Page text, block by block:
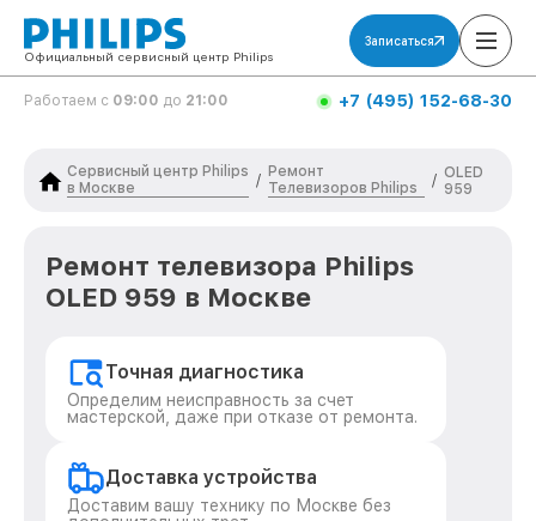
Официальный сервисный центр Philips
Записаться
Работаем с 09:00 до 21:00 +7 (495) 152-68-30
Сервисный центр Philips
в Москве
/
Ремонт
Телевизоров Philips
/ OLED
959
Ремонт телевизора Philips
OLED 959 в Москве
Точная диагностика
Определим неисправность за счет
мастерской, даже при отказе от ремонта.
Доставка устройства
Доставим вашу технику по Москве без